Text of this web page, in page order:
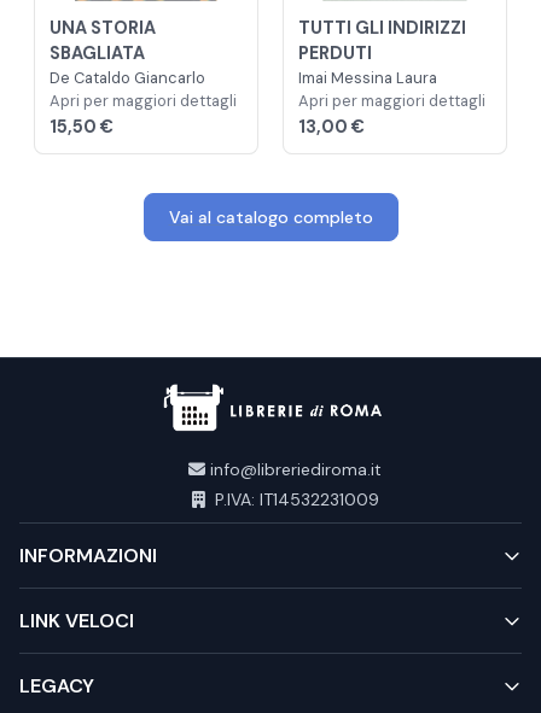
UNA STORIA
SBAGLIATA
De Cataldo Giancarlo
Apri per maggiori dettagli
15,50 €
TUTTI GLI INDIRIZZI
PERDUTI
Imai Messina Laura
Apri per maggiori dettagli
13,00 €
Vai al catalogo completo
info@libreriediroma.it
P.IVA: IT14532231009
INFORMAZIONI
LINK VELOCI
LEGACY